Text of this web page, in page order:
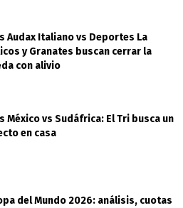
Audax Italiano vs Deportes La
y Granates buscan cerrar la
con alivio
México vs Sudáfrica: El Tri busca un
en casa
del Mundo 2026: análisis, cuotas